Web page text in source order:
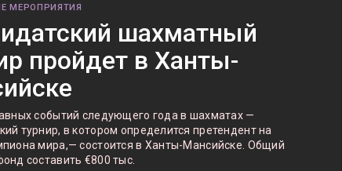
МЕРОПРИЯТИЯ
шахматный
пройдет в Ханты-
событий следующего года в шахматах —
турнир, в котором определится претендент на
мира,— состоится в Ханты-Мансийске. Общий
составить €800 тыс.